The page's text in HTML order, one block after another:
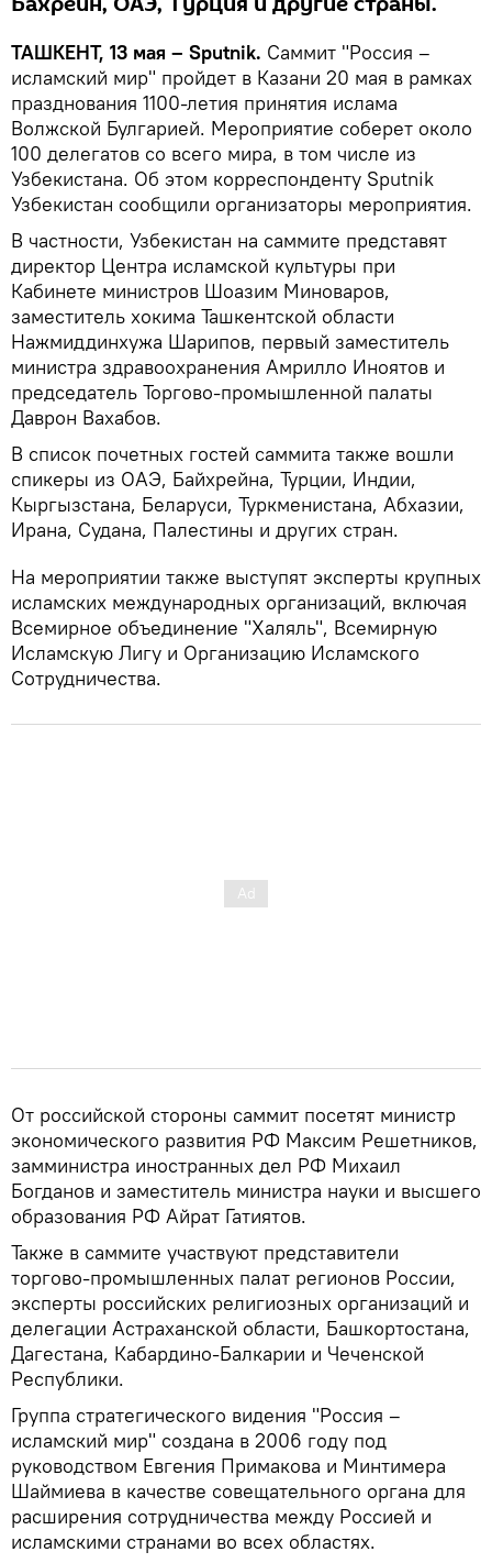
ТАШКЕНТ, 13 мая – Sputnik. Саммит "Россия –
исламский мир" пройдет в Казани 20 мая в рамках
празднования 1100-летия принятия ислама
Волжской Булгарией. Мероприятие соберет около
100 делегатов со всего мира, в том числе из
Узбекистана. Об этом корреспонденту Sputnik
Узбекистан сообщили организаторы мероприятия.
В частности, Узбекистан на саммите представят
директор Центра исламской культуры при
Кабинете министров Шоазим Миноваров,
заместитель хокима Ташкентской области
Нажмиддинхужа Шарипов, первый заместитель
министра здравоохранения Амрилло Иноятов и
председатель Торгово-промышленной палаты
Даврон Вахабов.
В список почетных гостей саммита также вошли
спикеры из ОАЭ, Байхрейна, Турции, Индии,
Кыргызстана, Беларуси, Туркменистана, Абхазии,
Ирана, Судана, Палестины и других стран.
На мероприятии также выступят эксперты крупных
исламских международных организаций, включая
Всемирное объединение "Халяль", Всемирную
Исламскую Лигу и Организацию Исламского
Сотрудничества.
От российской стороны саммит посетят министр
экономического развития РФ Максим Решетников,
замминистра иностранных дел РФ Михаил
Богданов и заместитель министра науки и высшего
образования РФ Айрат Гатиятов.
Также в саммите участвуют представители
торгово-промышленных палат регионов России,
эксперты российских религиозных организаций и
делегации Астраханской области, Башкортостана,
Дагестана, Кабардино-Балкарии и Чеченской
Республики.
Группа стратегического видения "Россия –
исламский мир" создана в 2006 году под
руководством Евгения Примакова и Минтимера
Шаймиева в качестве совещательного органа для
расширения сотрудничества между Россией и
исламскими странами во всех областях.